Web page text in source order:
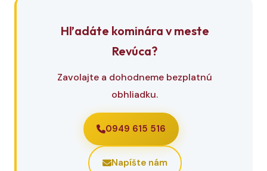
Hľadáte kominára v meste
Revúca?
Zavolajte a dohodneme bezplatnú
obhliadku.
0949 615 516
Napíšte nám